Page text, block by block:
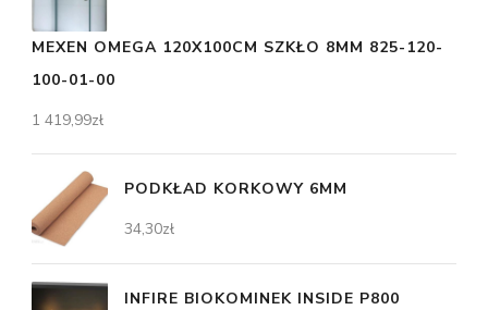
MEXEN OMEGA 120X100CM SZKŁO 8MM 825-120-
100-01-00
1 419,99zł
PODKŁAD KORKOWY 6MM
34,30zł
INFIRE BIOKOMINEK INSIDE P800